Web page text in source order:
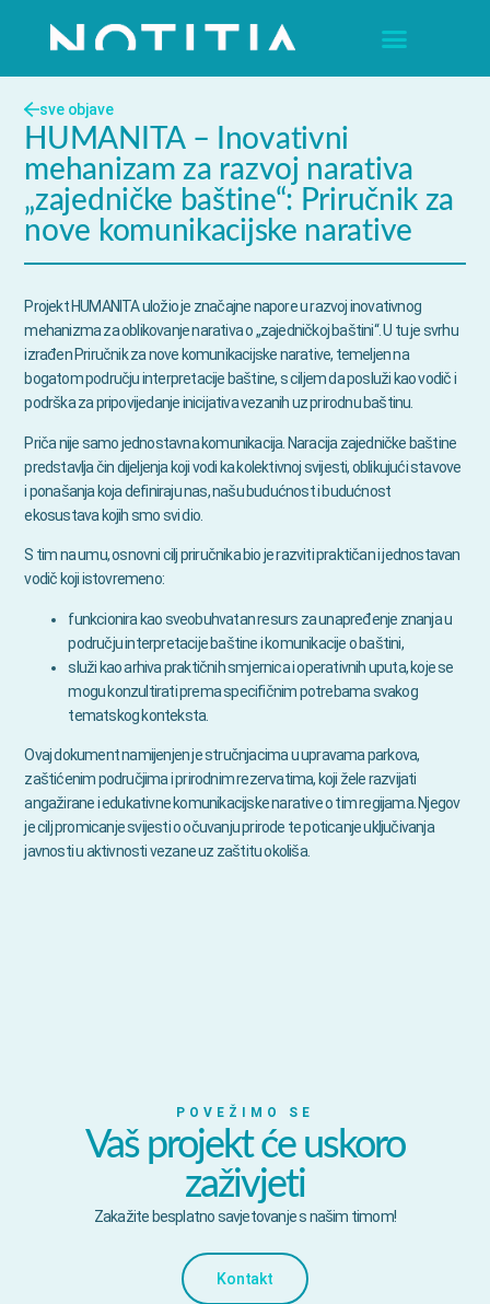
sve objave
HUMANITA – Inovativni
mehanizam za razvoj narativa
„zajedničke baštine“: Priručnik za
nove komunikacijske narative
Projekt HUMANITA uložio je značajne napore u razvoj inovativnog
mehanizma za oblikovanje narativa o „zajedničkoj baštini“. U tu je svrhu
izrađen Priručnik za nove komunikacijske narative, temeljen na
bogatom području interpretacije baštine, s ciljem da posluži kao vodič i
podrška za pripovijedanje inicijativa vezanih uz prirodnu baštinu.
Priča nije samo jednostavna komunikacija. Naracija zajedničke baštine
predstavlja čin dijeljenja koji vodi ka kolektivnoj svijesti, oblikujući stavove
i ponašanja koja definiraju nas, našu budućnost i budućnost
ekosustava kojih smo svi dio.
S tim na umu, osnovni cilj priručnika bio je razviti praktičan i jednostavan
vodič koji istovremeno:
funkcionira kao sveobuhvatan resurs za unapređenje znanja u
području interpretacije baštine i komunikacije o baštini,
služi kao arhiva praktičnih smjernica i operativnih uputa, koje se
mogu konzultirati prema specifičnim potrebama svakog
tematskog konteksta.
Ovaj dokument namijenjen je stručnjacima u upravama parkova,
zaštićenim područjima i prirodnim rezervatima, koji žele razvijati
angažirane i edukativne komunikacijske narative o tim regijama. Njegov
je cilj promicanje svijesti o očuvanju prirode te poticanje uključivanja
javnosti u aktivnosti vezane uz zaštitu okoliša.
POVEŽIMO SE
Vaš projekt će uskoro
zaživjeti
Zakažite besplatno savjetovanje s našim timom!
Kontakt